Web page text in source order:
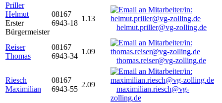
Priller
Helmut
Erster
Bürgermeister
08167
6943-18
1.13
helmut.priller@vg-zolling.de
Reiser
Thomas
08167
6943-34
1.09
thomas.reiser@vg-zolling.de
Riesch
Maximilian
08167
6943-55
2.09
maximilian.riesch@vg-
zolling.de